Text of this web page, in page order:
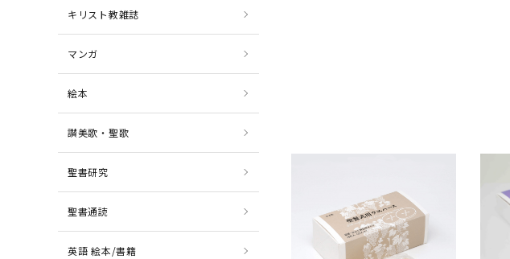
キリスト教雑誌
マンガ
絵本
讃美歌・聖歌
聖書研究
聖書通読
英語 絵本/書籍